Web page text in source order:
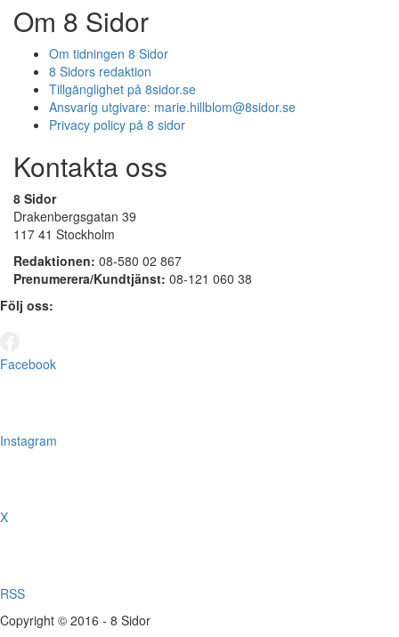
Om 8 Sidor
Om tidningen 8 Sidor
8 Sidors redaktion
Tillgänglighet på 8sidor.se
Ansvarig utgivare: marie.hillblom@8sidor.se
Privacy policy på 8 sidor
Kontakta oss
8 Sidor
Drakenbergsgatan 39
117 41 Stockholm
Redaktionen: 08-580 02 867
Prenumerera/Kundtjänst: 08-121 060 38
Följ oss:
Facebook
Instagram
X
RSS
Copyright © 2016 - 8 Sidor